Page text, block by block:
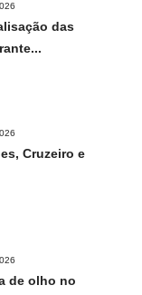
das
Cruzeiro e
de olho no